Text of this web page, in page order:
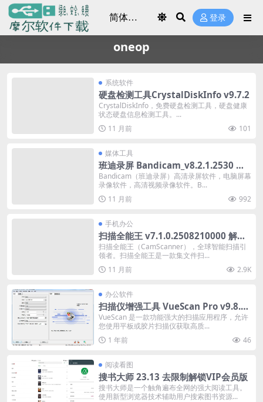
登录
oneop
系统软件
硬盘检测工具CrystalDiskInfo v9.7.2
CrystalDiskInfo，免费硬盘检测工具，硬盘健康
状态硬盘信息检测工具。...
11 月前
101
媒体工具
班迪录屏 Bandicam_v8.2.1.2530 修
改便携版
Bandicam（班迪录屏）高清录屏软件，电脑屏幕
录像软件，高清视频录像软件。B...
11 月前
992
手机办公
扫描全能王 v7.1.0.2508210000 解锁
收费版
扫描全能王（CamScanner），全球智能扫描引
领者。扫描全能王是一款集文件扫...
11 月前
2.9K
办公软件
扫描仪增强工具 VueScan Pro v9.8.46
专业版
VueScan 是一款功能强大的扫描应用程序，允许
您使用平板或胶片扫描仪获取高质...
1 年前
46
阅读看图
搜书大师 23.13 去限制解锁VIP会员版
搜书大师是一个触角遍布全网的强大阅读工具。
使用新型浏览器技术辅助用户搜索图书资源...